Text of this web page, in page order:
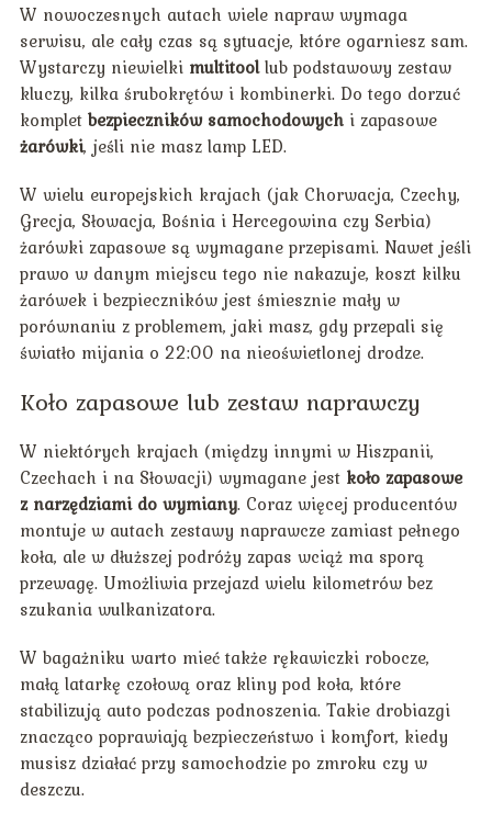
W nowoczesnych autach wiele napraw wymaga
serwisu, ale cały czas są sytuacje, które ogarniesz sam.
Wystarczy niewielki multitoollub podstawowy zestaw
kluczy, kilka śrubokrętów i kombinerki. Do tego dorzuć
komplet bezpieczników samochodowychi zapasowe
żarówki, jeśli nie masz lamp LED.
W wielu europejskich krajach (jak Chorwacja, Czechy,
Grecja, Słowacja, Bośnia i Hercegowina czy Serbia)
żarówki zapasowe są wymagane przepisami. Nawet jeśli
prawo w danym miejscu tego nie nakazuje, koszt kilku
żarówek i bezpieczników jest śmiesznie mały w
porównaniu z problemem, jaki masz, gdy przepali się
światło mijania o 22:00 na nieoświetlonej drodze.
Koło zapasowe lub zestaw naprawczy
W niektórych krajach (między innymi w Hiszpanii,
Czechach i na Słowacji) wymagane jest koło zapasowe
z narzędziami do wymiany. Coraz więcej producentów
montuje w autach zestawy naprawcze zamiast pełnego
koła, ale w dłuższej podróży zapas wciąż ma sporą
przewagę. Umożliwia przejazd wielu kilometrów bez
szukania wulkanizatora.
W bagażniku warto mieć także rękawiczki robocze,
małą latarkę czołową oraz kliny pod koła, które
stabilizują auto podczas podnoszenia. Takie drobiazgi
znacząco poprawiają bezpieczeństwo i komfort, kiedy
musisz działać przy samochodzie po zmroku czy w
deszczu.